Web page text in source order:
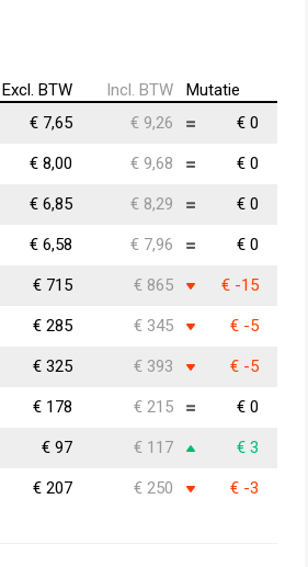
Excl. BTW Incl. BTW
Mutatie
€ 7,65 € 9,26 € 0
€ 8,00 € 9,68 € 0
€ 6,85 € 8,29 € 0
€ 6,58 € 7,96 € 0
€ 715 € 865 € -15
€ 285 € 345 € -5
€ 325 € 393 € -5
€ 178 € 215 € 0
€ 97 € 117 € 3
€ 207 € 250 € -3